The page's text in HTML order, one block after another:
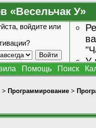
«Весельчак У»
войдите или
У
Помощь Поиск
> Программирование >